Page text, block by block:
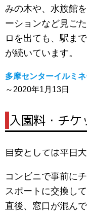
みの木や、水族館
ーションなど見ご
ロを出ても、駅ま
が続いています。
多摩センターイルミ
～2020年1月13日
入園料・チケ
目安としては平日
コンビニで事前に
スポートに交換し
直後、窓口が混ん